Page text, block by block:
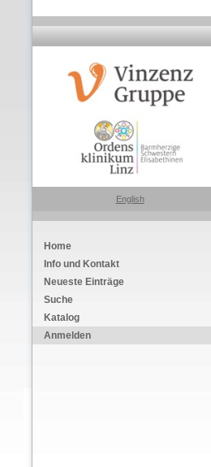
English
Home
Info und Kontakt
Neueste Einträge
Suche
Katalog
Anmelden